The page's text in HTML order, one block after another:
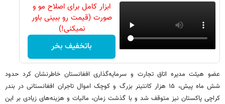
ابزار کامل برای اصلاح مو و
صورت (قیمت رو ببینی باور
نمیکنی!)
باتخفیف بخر
عضو هیئت مدیره اتاق تجارت و سرمایه‌گذاری افغانستان خاطرنشان کرد حدود
شش ماه پیش، ۱۵ هزار کانتینر بزرگ و کوچک اموال تاجران افغانستانی در بندر
کراچی پاکستان نیز متوقف شد و با گذشت زمان، مالیات و هزینه‌های زیادی بر این